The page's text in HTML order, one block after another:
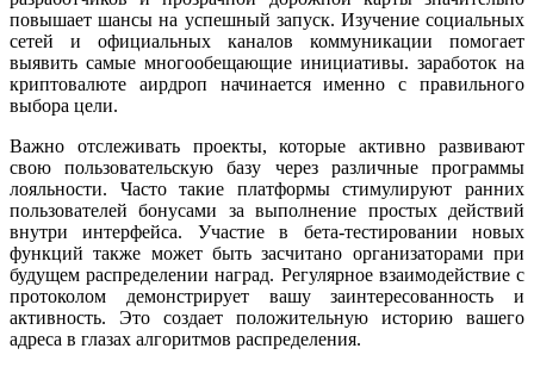
повышает шансы на успешный запуск. Изучение социальных
сетей и официальных каналов коммуникации помогает
выявить самые многообещающие инициативы. заработок на
криптовалюте аирдроп начинается именно с правильного
выбора цели.
Важно отслеживать проекты, которые активно развивают
свою пользовательскую базу через различные программы
лояльности. Часто такие платформы стимулируют ранних
пользователей бонусами за выполнение простых действий
внутри интерфейса. Участие в бета-тестировании новых
функций также может быть засчитано организаторами при
будущем распределении наград. Регулярное взаимодействие с
протоколом демонстрирует вашу заинтересованность и
активность. Это создает положительную историю вашего
адреса в глазах алгоритмов распределения.